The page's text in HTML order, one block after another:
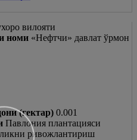
вилояти
номи «Нефтчи» давлат ўрмон
(гектар) 0.001
Павлония плантацияси
ривожлантириш